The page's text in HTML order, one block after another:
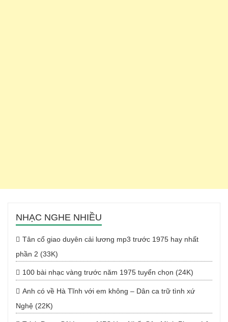
NHẠC NGHE NHIỀU
Tân cổ giao duyên cải lương mp3 trước 1975 hay nhất
phần 2 (33K)
100 bài nhạc vàng trước năm 1975 tuyển chọn (24K)
Anh có về Hà Tĩnh với em không – Dân ca trữ tình xứ
Nghệ (22K)